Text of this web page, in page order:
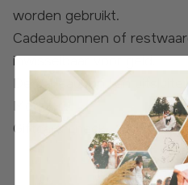
worden gebruikt.
Cadeaubonnen of restwaarde ervan zijn niet
inwisselbaar voor geld.
De cadeaubon kan uitsluitend worden ingewisseld bij
Modulari.
giftcard check
"Hulp nodig met je ontwerp? We staan